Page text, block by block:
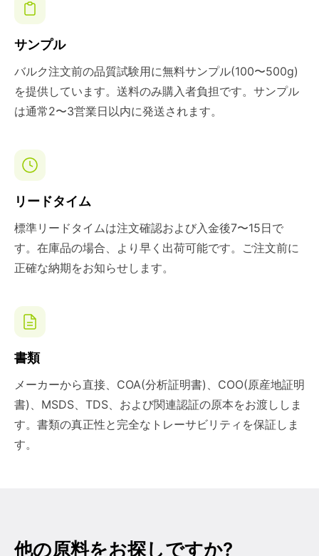
サンプル
バルク注文前の品質試験用に無料サンプル(100〜500g)
を提供しています。送料のみ購入者負担です。サンプル
は通常2〜3営業日以内に発送されます。
リードタイム
標準リードタイムは注文確認および入金後7〜15日で
す。在庫品の場合、より早く出荷可能です。ご注文前に
正確な納期をお知らせします。
書類
メーカーから直接、COA(分析証明書)、COO(原産地証明
書)、MSDS、TDS、および関連認証の原本をお渡ししま
す。書類の真正性と完全なトレーサビリティを保証しま
す。
他の原料をお探しですか?